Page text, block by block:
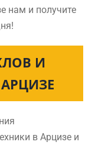
нам и получите
И
в Арцизе и